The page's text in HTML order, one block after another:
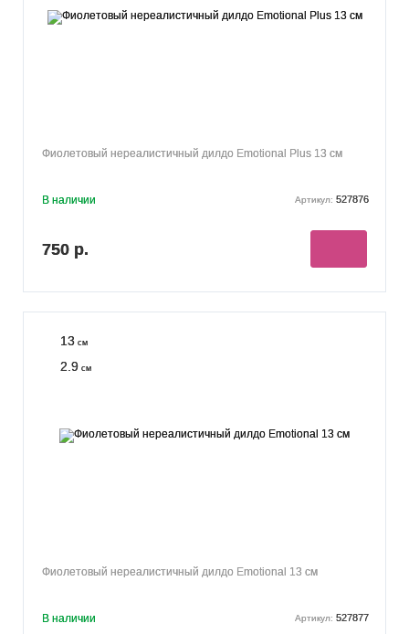
Фиолетовый нереалистичный дилдо Emotional Plus 13 см
В наличии Артикул: 527876
750 р.
13 см
2.9 см
Фиолетовый нереалистичный дилдо Emotional 13 см
В наличии Артикул: 527877